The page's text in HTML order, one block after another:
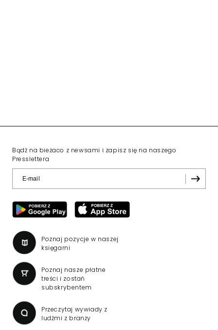
Polsat z "Lego Masters" i
nowym programem
Bogdana
Rymanowskiego
Program publicystyczny Bogdana
Rymanowskiego i teleturniej